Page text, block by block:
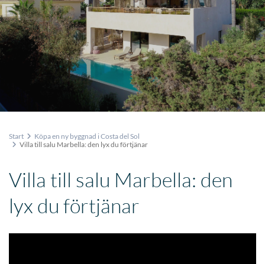
Start
Köpa en ny byggnad i Costa del Sol
Villa till salu Marbella: den lyx du förtjänar
Villa till salu Marbella: den
lyx du förtjänar